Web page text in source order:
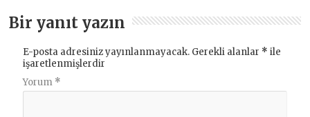
Bir yanıt yazın
E-posta adresiniz yayınlanmayacak. Gerekli alanlar * ile
işaretlenmişlerdir
Yorum *